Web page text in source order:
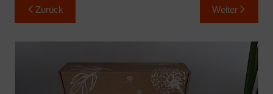
Beitragsnavigation
Zurück Weiter